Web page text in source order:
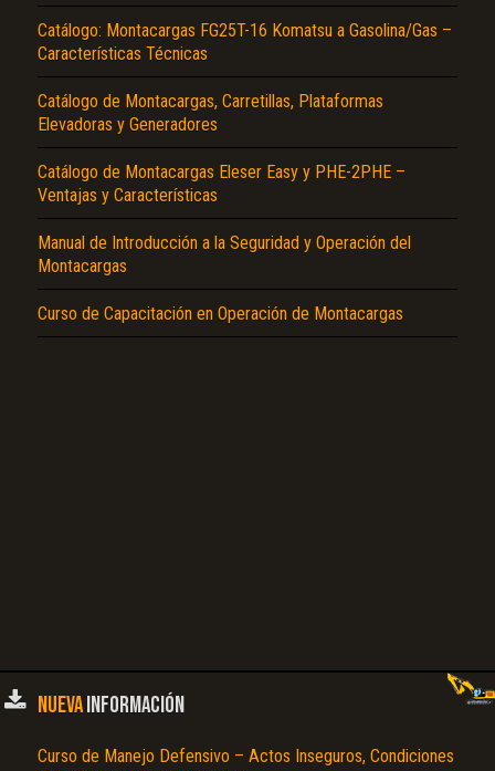
Catálogo: Montacargas FG25T-16 Komatsu a Gasolina/Gas –
Características Técnicas
Catálogo de Montacargas, Carretillas, Plataformas
Elevadoras y Generadores
Catálogo de Montacargas Eleser Easy y PHE-2PHE –
Ventajas y Características
Manual de Introducción a la Seguridad y Operación del
Montacargas
Curso de Capacitación en Operación de Montacargas
NUEVAINFORMACIÓN
Curso de Manejo Defensivo – Actos Inseguros, Condiciones
El Título es incorrecto según el contenido.
Texto o Imagen de portada son erróneos.
No carga o no se visualiza el contenido.